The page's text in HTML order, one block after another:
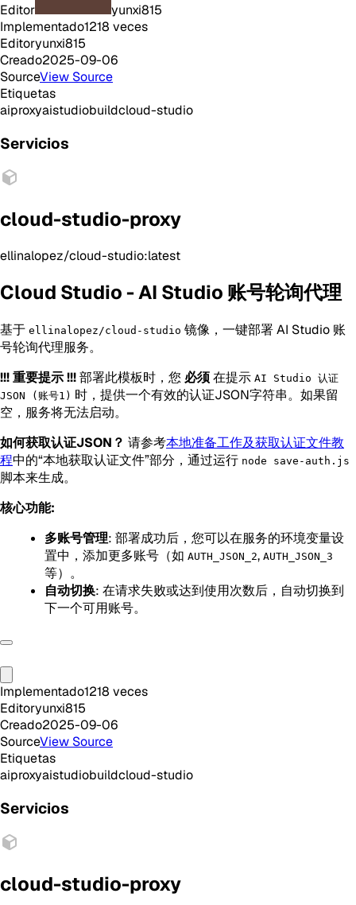
Editor
yunxi815
Implementado1218 veces
Editoryunxi815
Creado2025-09-06
SourceView Source
Etiquetas
aiproxyaistudiobuildcloud-studio
Servicios
cloud-studio-proxy
ellinalopez/cloud-studio:latest
Cloud Studio - AI Studio 账号轮询代理
基于 ellinalopez/cloud-studio 镜像，一键部署 AI Studio 账
号轮询代理服务。
!!! 重要提示 !!!部署此模板时，您 必须在提示 AI Studio 认证
JSON (账号1) 时，提供一个有效的认证JSON字符串。如果留
空，服务将无法启动。
如何获取认证JSON？ 请参考本地准备工作及获取认证文件教
程中的“本地获取认证文件”部分，通过运行 node save-auth.js
脚本来生成。
核心功能:
多账号管理: 部署成功后，您可以在服务的环境变量设
置中，添加更多账号（如 AUTH_JSON_2, AUTH_JSON_3
等）。
自动切换: 在请求失败或达到使用次数后，自动切换到
下一个可用账号。
Implementado1218 veces
Editoryunxi815
Creado2025-09-06
SourceView Source
Etiquetas
aiproxyaistudiobuildcloud-studio
Servicios
cloud-studio-proxy